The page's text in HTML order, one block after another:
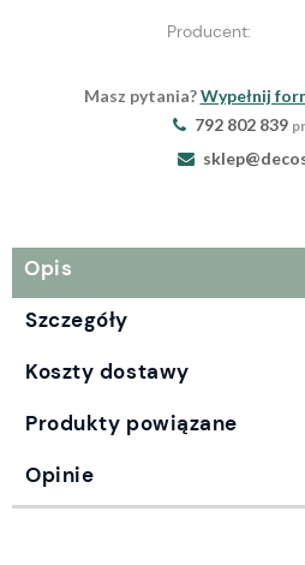
Producent:
Masz pytania?Wypełnij
792 802 839
Opis
Szczegóły
Koszty dostawy
Produkty powiązane
Opinie